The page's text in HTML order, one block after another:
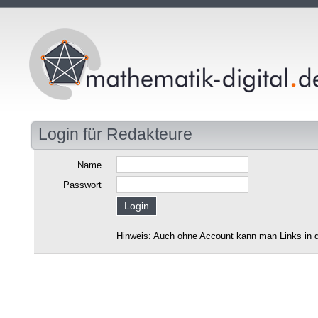
Login für Redakteure
Name
Passwort
Hinweis: Auch ohne Account kann man Links in